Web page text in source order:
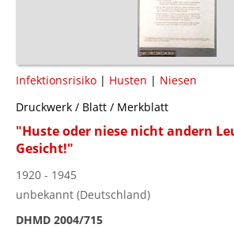
Infektionsrisiko | Husten | Niesen
Druckwerk / Blatt / Merkblatt
"Huste oder niese nicht andern
Gesicht!"
1920 - 1945
unbekannt (Deutschland)
DHMD 2004/715